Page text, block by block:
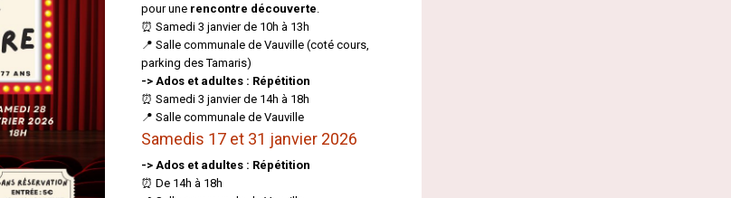
pour une rencontre découverte
⏰ Samedi 3 janvier de 10h à 13h
📍 Salle communale de Vauville (coté cours,
parking des Tamaris)
-> Ados et adultes : Répétition
⏰ Samedi 3 janvier de 14h à 18h
📍 Salle communale de Vauville
Samedis 17 et 31 janvier 2026
-> Ados et adultes : Répétition
⏰ De 14h à 18h